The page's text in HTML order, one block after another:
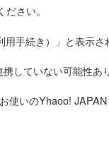
さい。
手続き）」と表示さ
していない可能性あ
使いのYhaoo! JAPAN